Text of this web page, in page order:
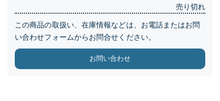
売り切れ
この商品の取扱い、在庫情報などは、お電話またはお問
い合わせフォームからお問合せください。
お問い合わせ